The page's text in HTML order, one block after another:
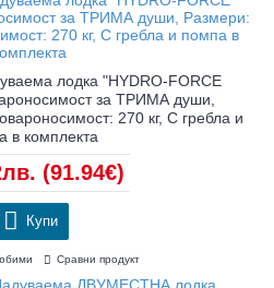
лодка "HYDRO-FORCE
за ТРИМА души,
270 кг, С гребла и
в комплекта
(91.94€)
Купи
Сравни продукт